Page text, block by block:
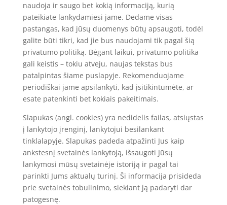
naudoja ir saugo bet kokią informaciją, kurią
pateikiate lankydamiesi jame. Dedame visas
pastangas, kad jūsų duomenys būtų apsaugoti, todėl
galite būti tikri, kad jie bus naudojami tik pagal šią
privatumo politiką. Bėgant laikui, privatumo politika
gali keistis – tokiu atveju, naujas tekstas bus
patalpintas šiame puslapyje. Rekomenduojame
periodiškai jame apsilankyti, kad įsitikintumėte, ar
esate patenkinti bet kokiais pakeitimais.
Slapukas (angl. cookies) yra nedidelis failas, atsiųstas
į lankytojo įrenginį, lankytojui besilankant
tinklalapyje. Slapukas padeda atpažinti Jus kaip
ankstesnį svetainės lankytoją, išsaugoti Jūsų
lankymosi mūsų svetainėje istoriją ir pagal tai
parinkti Jums aktualų turinį. Ši informacija prisideda
prie svetainės tobulinimo, siekiant ją padaryti dar
patogesnę.